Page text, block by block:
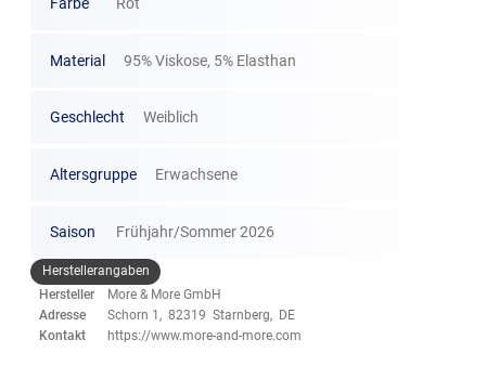
Material 95% Viskose, 5% Elasthan
Geschlecht Weiblich
Altersgruppe Erwachsene
Saison Frühjahr/Sommer 2026
Herstellerangaben
Hersteller
More & More GmbH
Adresse
Schorn 1, 82319 Starnberg, DE
Kontakt
https://www.more-and-more.com